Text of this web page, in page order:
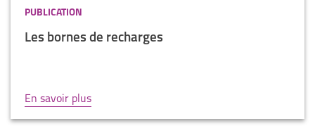
PUBLICATION
Les bornes de recharges
En savoir plus